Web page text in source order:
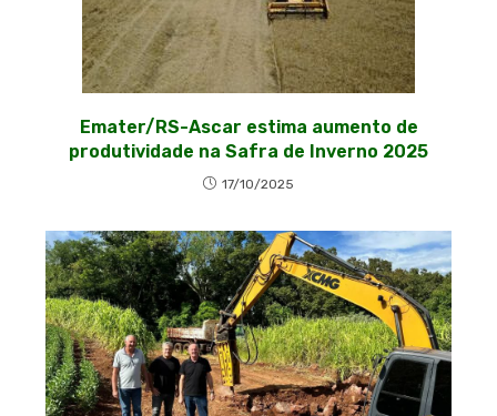
Emater/RS-Ascar estima aumento de
produtividade na Safra de Inverno 2025
17/10/2025